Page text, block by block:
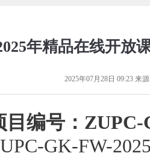
年精品在线开放
2025年07月28日 09:23 来
目编号：ZUPC-
GK-FW-